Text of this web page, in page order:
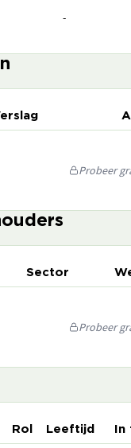
-
Probeer
Sector
Probeer
Rol Leeftijd